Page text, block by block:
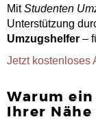
MitStudenten
Unterstützung
Umzugshelfer –
Jetzt kostenloses
Warum
Ihrer Nähe